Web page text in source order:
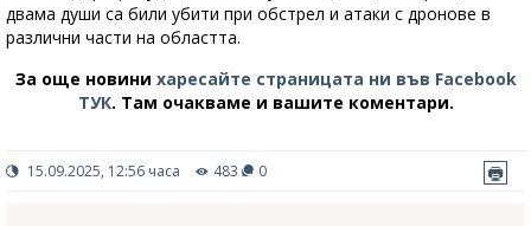
двама души са били убити при обстрел и атаки с дронове в
различни части на областта.
За още новини харесайте страницата ни във Facebook
ТУК. Там очакваме и вашите коментари.
15.09.2025, 12:56 часа 483 0